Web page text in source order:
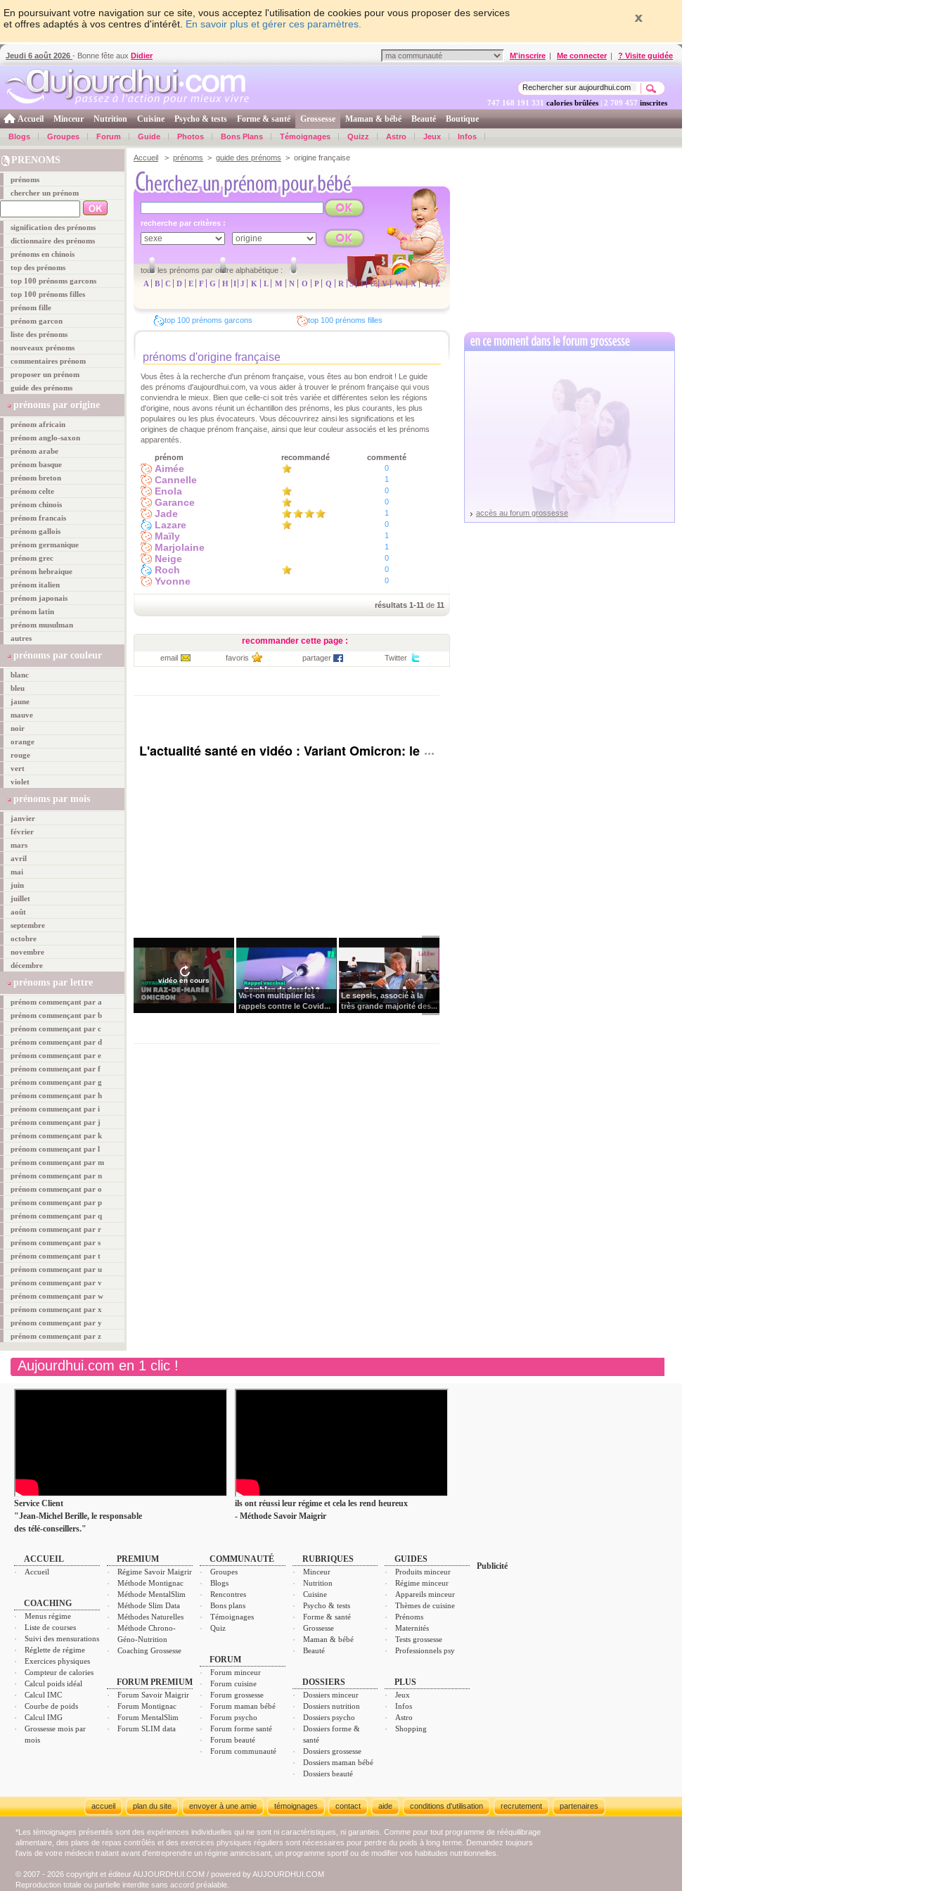
En poursuivant votre navigation sur ce site, vous acceptez l'utilisation de cookies pour vous proposer des services
et offres adaptés à vos centres d'intérêt. En savoir plus et gérer ces paramètres.
Jeudi 6 août 2026 - Bonne fête aux Didier M'inscrire | Me connecter | ? Visite guidée
747 168 191 331 calories brûlées | 2 709 457 inscrites
Accueil Minceur Nutrition Cuisine Psycho & tests Forme & santé Grossesse Maman & bébé Beauté Boutique
Blogs Groupes Forum Guide Photos Bons Plans Témoignages Quizz Astro Jeux Infos
PRENOMS
prénoms
chercher un prénom
signification des prénoms
dictionnaire des prénoms
prénoms en chinois
top des prénoms
top 100 prénoms garcons
top 100 prénoms filles
prénom fille
prénom garcon
liste des prénoms
nouveaux prénoms
commentaires prénom
proposer un prénom
guide des prénoms
prénoms par origine
prénom africain
prénom anglo-saxon
prénom arabe
prénom basque
prénom breton
prénom celte
prénom chinois
prénom francais
prénom gallois
prénom germanique
prénom grec
prénom hebraique
prénom italien
prénom japonais
prénom latin
prénom musulman
autres
prénoms par couleur
blanc
bleu
jaune
mauve
noir
orange
rouge
vert
violet
prénoms par mois
janvier
février
mars
avril
mai
juin
juillet
août
septembre
octobre
novembre
décembre
prénoms par lettre
prénom commençant par a
prénom commençant par b
prénom commençant par c
prénom commençant par d
prénom commençant par e
prénom commençant par f
prénom commençant par g
prénom commençant par h
prénom commençant par i
prénom commençant par j
prénom commençant par k
prénom commençant par l
prénom commençant par m
prénom commençant par n
prénom commençant par o
prénom commençant par p
prénom commençant par q
prénom commençant par r
prénom commençant par s
prénom commençant par t
prénom commençant par u
prénom commençant par v
prénom commençant par w
prénom commençant par x
prénom commençant par y
prénom commençant par z
Accueil > prénoms > guide des prénoms > origine française
recherche par critères :
tous les prénoms par ordre alphabétique :
A
B C D E F G H I J K L M N O P Q R S T U V W X Y Z
top 100 prénoms garcons top 100 prénoms filles
prénoms d'origine française
Vous êtes à la recherche d'un prénom française, vous êtes au bon endroit ! Le guide
des prénoms d'aujourdhui.com, va vous aider à trouver le prénom française qui vous
conviendra le mieux. Bien que celle-ci soit très variée et différentes selon les régions
d'origine, nous avons réunit un échantillon des prénoms, les plus courants, les plus
populaires ou les plus évocateurs. Vous découvrirez ainsi les significations et les
origines de chaque prénom française, ainsi que leur couleur associés et les prénoms
apparentés.
prénom recommandé commenté
Aimée 0
Cannelle 1
Enola 0
Garance 0
Jade 1
Lazare 0
Maïly 1
Marjolaine 1
Neige 0
Roch 0
Yvonne 0
résultats 1-11 de 11
recommander cette page :
email favoris partager Twitter
L'actualité santé en vidéo : Variant Omicron: le Royaume-Uni rehausse son niveau d'alerte, une première en 7 mois
vidéo en cours
Va-t-on multiplier les
rappels contre le Covid...
Le sepsis, associé à la
très grande majorité des...
accès au forum grossesse
Aujourdhui.com en 1 clic !
Service Client
"Jean-Michel Berille, le responsable
des télé-conseillers."
ils ont réussi leur régime et cela les rend heureux
- Méthode Savoir Maigrir
ACCUEIL
Accueil
COACHING
Menus régime
Liste de courses
Suivi des mensurations
Réglette de régime
Exercices physiques
Compteur de calories
Calcul poids idéal
Calcul IMC
Courbe de poids
Calcul IMG
Grossesse mois par
mois
PREMIUM
Régime Savoir Maigrir
Méthode Montignac
Méthode MentalSlim
Méthode Slim Data
Méthodes Naturelles
Méthode Chrono-
Géno-Nutrition
Coaching Grossesse
FORUM PREMIUM
Forum Savoir Maigrir
Forum Montignac
Forum MentalSlim
Forum SLIM data
COMMUNAUTÉ
Groupes
Blogs
Rencontres
Bons plans
Témoignages
Quiz
FORUM
Forum minceur
Forum cuisine
Forum grossesse
Forum maman bébé
Forum psycho
Forum forme santé
Forum beauté
Forum communauté
RUBRIQUES
Minceur
Nutrition
Cuisine
Psycho & tests
Forme & santé
Grossesse
Maman & bébé
Beauté
DOSSIERS
Dossiers minceur
Dossiers nutrition
Dossiers psycho
Dossiers forme &
santé
Dossiers grossesse
Dossiers maman bébé
Dossiers beauté
GUIDES
Produits minceur
Régime minceur
Appareils minceur
Thèmes de cuisine
Prénoms
Maternités
Tests grossesse
Professionnels psy
PLUS
Jeux
Infos
Astro
Shopping
Publicité
accueil plan du site envoyer à une amie témoignages contact aide conditions d'utilisation recrutement partenaires
*Les témoignages présentés sont des expériences individuelles qui ne sont ni caractéristiques, ni garanties. Comme pour tout programme de rééquilibrage
alimentaire, des plans de repas contrôlés et des exercices physiques réguliers sont nécessaires pour perdre du poids à long terme. Demandez toujours
l'avis de votre médecin traitant avant d'entreprendre un régime amincissant, un programme sportif ou de modifier vos habitudes nutritionnelles.
© 2007 - 2026 copyright et éditeur AUJOURDHUI.COM / powered by AUJOURDHUI.COM
Reproduction totale ou partielle interdite sans accord préalable.